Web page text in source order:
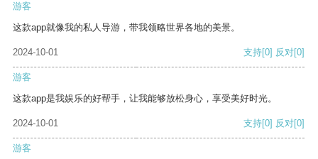
游客
这款app就像我的私人导游，带我领略世界各地的美景。
2024-10-01 支持[0] 反对[0]
游客
这款app是我娱乐的好帮手，让我能够放松身心，享受美好时光。
2024-10-01 支持[0] 反对[0]
游客